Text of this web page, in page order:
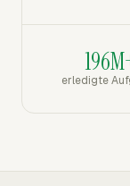
erledigte